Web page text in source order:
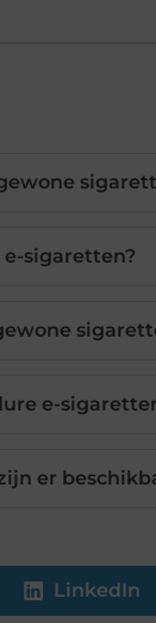
sigaretten?
e-
er
LinkedIn